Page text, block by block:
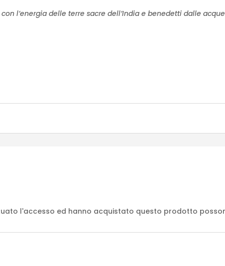
l’energia delle terre sacre dell’India e benedetti dalle
l'accesso ed hanno acquistato questo prodotto